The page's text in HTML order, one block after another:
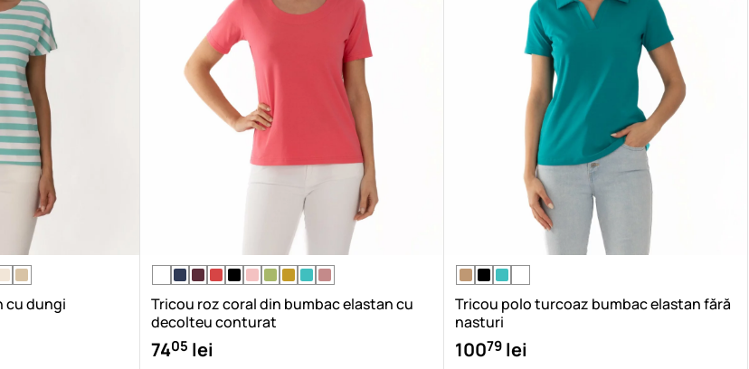
cu dungi
Tricou roz coral din bumbac elastan cu
decolteu conturat
7405 lei
Tricou polo turcoaz bumbac elastan fără
nasturi
10079 lei